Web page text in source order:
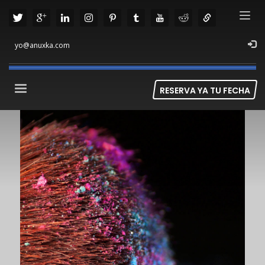
yo@anuxka.com
RESERVA YA TU FECHA